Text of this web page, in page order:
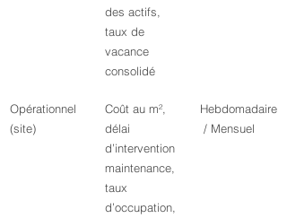
des actifs,
taux de
vacance
consolidé
Opérationnel
(site)
Coût au m²,
délai
d’intervention
maintenance,
taux
d’occupation,
Hebdomadaire
/ Mensuel